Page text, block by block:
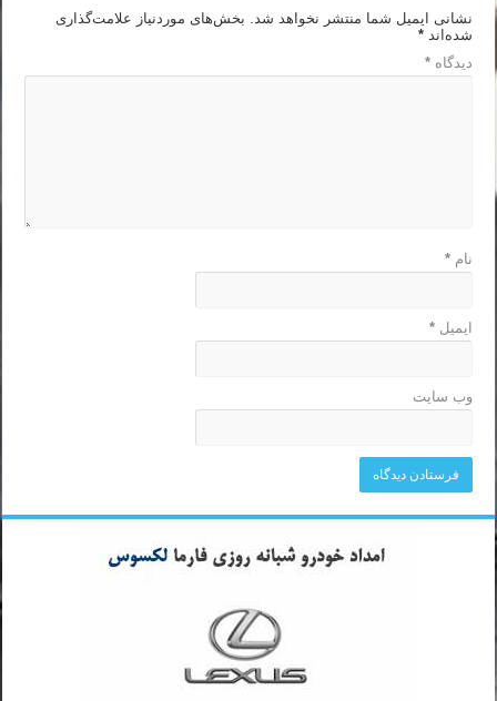
نشانی ایمیل شما منتشر نخواهد شد. بخش‌های موردنیاز علامت‌گذاری
شده‌اند*
دیدگاه*
نام*
ایمیل*
وب‌ سایت